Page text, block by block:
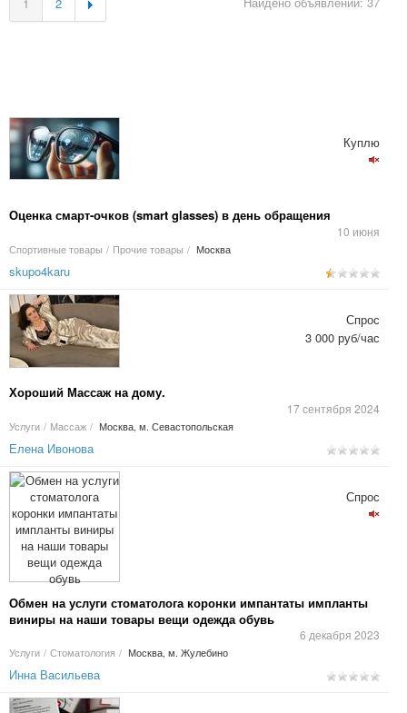
Оценка смарт-очков (smart glasses) в день обращения
10 июня
Спортивные товары / Прочие товары / Москва
Куплю
skupo4karu
Хороший Массаж на дому.
17 сентября 2024
Услуги / Массаж / Москва, м. Севастопольская
Спрос
3 000 руб/час
Елена Ивонова
Обмен на услуги стоматолога коронки импантаты импланты
виниры на наши товары вещи одежда обувь
6 декабря 2023
Услуги / Стоматология / Москва, м. Жулебино
Спрос
Инна Васильева